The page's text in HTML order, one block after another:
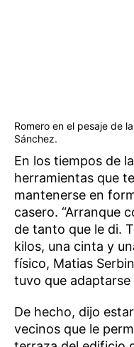
Romero en el pesaje de
Sánchez.
En los tiempos de
herramientas que
mantenerse en
casero. “Arranque
de tanto que le di.
kilos, una cinta y
físico, Matias
tuvo que adaptarse
De hecho, dijo
vecinos que le